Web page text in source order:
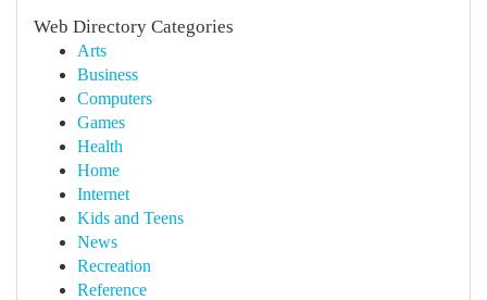
Web Directory Categories
Arts
Business
Computers
Games
Health
Home
Internet
Kids and Teens
News
Recreation
Reference